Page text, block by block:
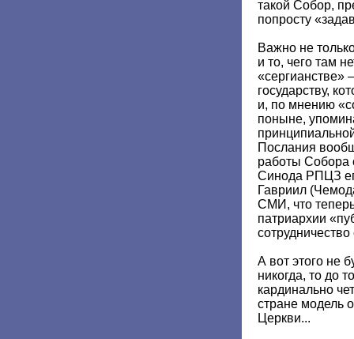
такой Собор,
попросту
Важно не
и то, чего там
«сергианстве»
государству,
и, по мнению
поныне,
Послания
работы Собора
Синода РПЦЗ
Гавриил
СМИ, что
патриархии
А вот этого не
никогда, то до
кардинально
стране модель
Церкви...